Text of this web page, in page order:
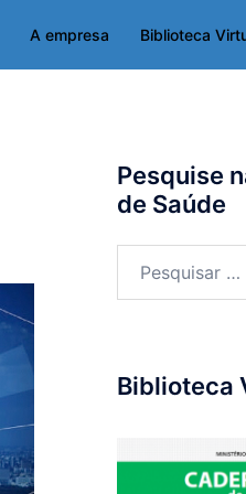
A empresa Biblioteca
Pesquise
de Saúde
Biblioteca